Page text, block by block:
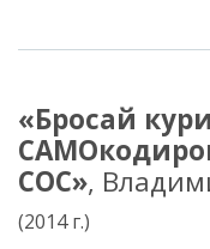
«Бросай
СОС»,
(2014 г.)